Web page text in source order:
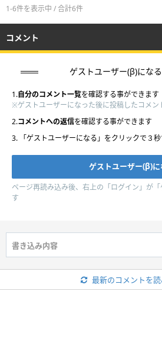
1-6件を表示中 / 合計6件
コメント
ゲストユーザー(β)にな
1.自分のコメント一覧を確認する事ができます
※ゲストユーザーになった後に投稿したコメン
2.コメントへの返信を確認する事ができます
3. 「ゲストユーザーになる」をクリックで３
ページ再読み込み後、右上の「ログイン」が
す
最新のコメントを